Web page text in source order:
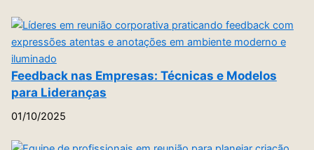
Feedback nas Empresas: Técnicas e Modelos
para Lideranças
01/10/2025